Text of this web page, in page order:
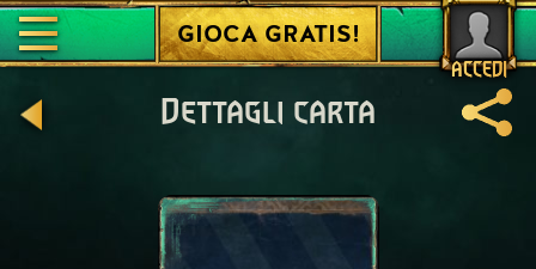
ACCEDI
GIOCA GRATIS!
Dettagli carta